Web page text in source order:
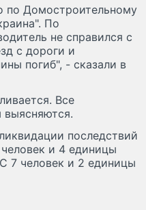
по Домостроительному
По
не справился с
с дороги и
погиб", - сказали в
Все
выясняются.
последствий
и 4 единицы
7 человек и 2 единицы